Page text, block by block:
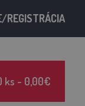
REGISTRÁCIA
ks - 0,00€